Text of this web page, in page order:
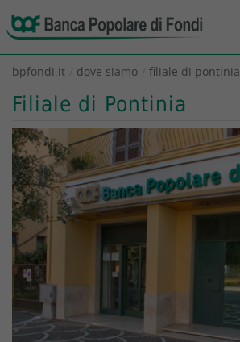
bpfondi.it dove siamo filiale di pontinia
Filiale di Pontinia